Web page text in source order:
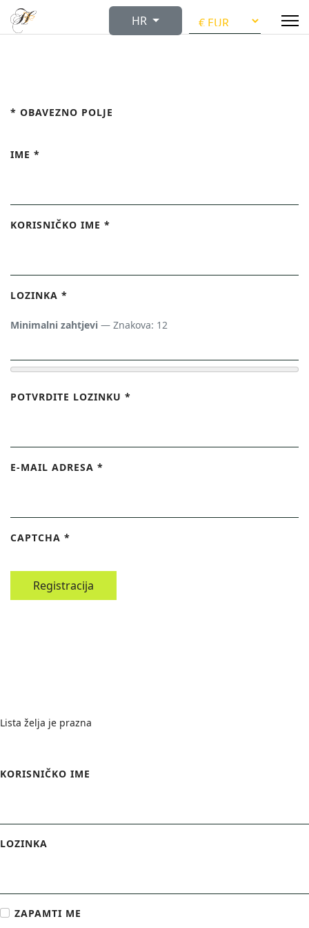
Odaberite svoj jezik
HR
* OBAVEZNO POLJE
IME *
KORISNIČKO IME *
LOZINKA *
Minimalni zahtjevi — Znakova: 12
POTVRDITE LOZINKU *
E-MAIL ADRESA *
CAPTCHA *
Registracija
Lista želja je prazna
KORISNIČKO IME
LOZINKA
ZAPAMTI ME